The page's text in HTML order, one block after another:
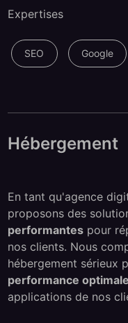
Expertises
SEO Google
Hébergement
En tant qu'agence
proposons des
performantes pour
nos clients. Nous
hébergement sérieux
performance optimale
applications de nos